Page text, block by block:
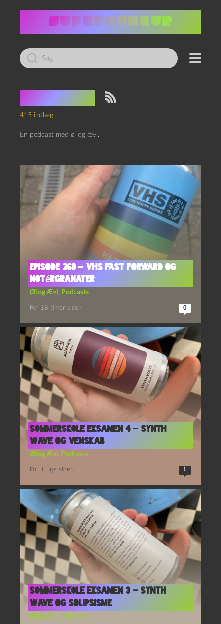
Led
efter:
Øl og Ævl
415 indlæg
En podcast med øl og ævl.
Episode 360 – VHS Fast Forward og
Notérgranater
Øl og Ævl , Podcasts
For 18 timer siden 0
Sommerskole Eksamen 4 – Synth
Wave og Venskab
Øl og Ævl , Podcasts
For 1 uge siden 1
Sommerskole Eksamen 3 – Synth
Wave og Solipsisme
Øl og Ævl , Podcasts